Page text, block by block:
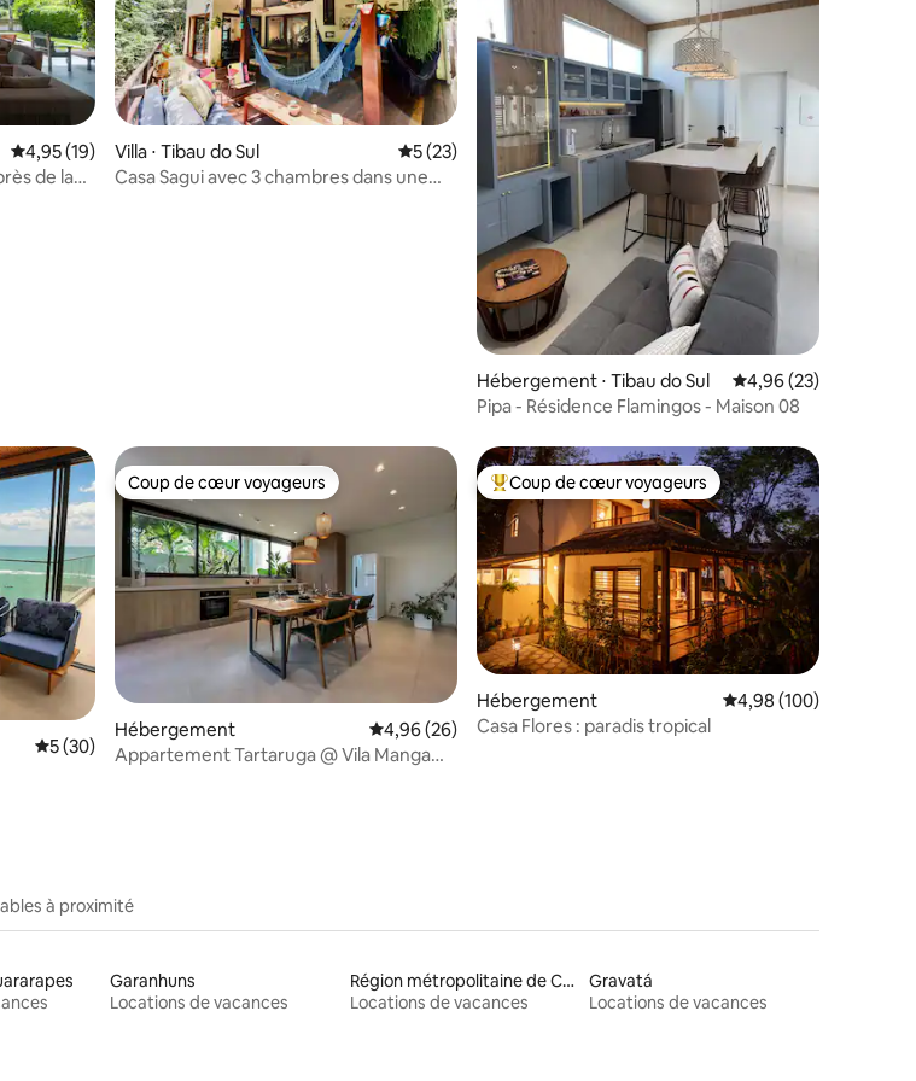
: 4,88 sur 5
Évaluation moyenne sur la base de 19 commentaires : 4,95 sur 5
4,95 (19)
de la
Villa ⋅ Tibau do Sul Évaluation moyenne sur la base de 23 commentaires : 5 sur 5
5 (23)
Casa Sagui avec 3 chambres dans une
Hébergement ⋅ Tibau do Sul Évaluation moyenne
4,96 (23)
Pipa - Résidence Flamingos - Maison 08
: 5 sur 5
Évaluation moyenne sur la base de 30 commentaires : 5 sur 5
5 (30)
Coup de cœur voyageurs
Coup de cœur voyageurs
Hébergement Évaluation moyenne sur la base de 26 commentaires : 4,96 sur 5
4,96 (26)
Appartement Tartaruga @ Vila Manga
Coups de cœur voyageurs les plus appréciés
Coup de cœur voyageurs
Hébergement Évaluation moyenne
4,98 (100)
Casa Flores : paradis tropical
à proximité
Garanhuns
Locations de vacances
Région métropolitaine de Campina Grande
Locations de vacances
Gravatá
Locations de vacances